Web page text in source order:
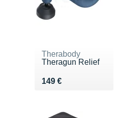
Therabody
Theragun Relief
149 €
Vendu 149 €